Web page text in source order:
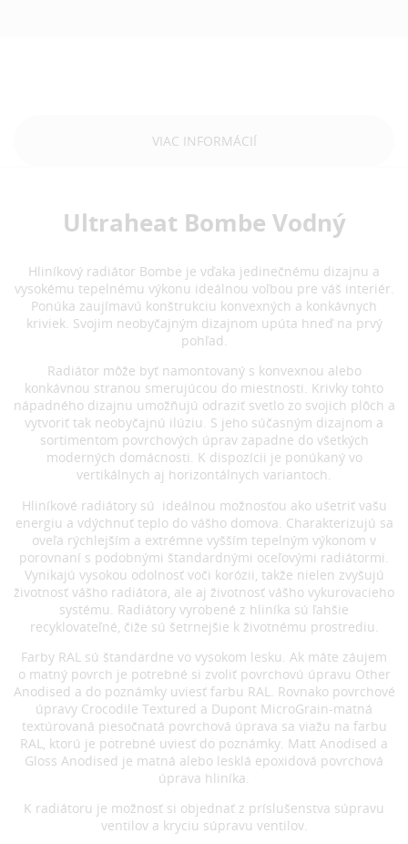
VIAC INFORMÁCIÍ
Ultraheat Bombe Vodný
Hliníkový radiátor Bombe je vďaka jedinečnému dizajnu a
vysokému tepelnému výkonu ideálnou voľbou pre váš interiér.
Ponúka zaujímavú konštrukciu konvexných a konkávnych
kriviek. Svojim neobyčajným dizajnom upúta hneď na prvý
pohľad.
Radiátor môže byť namontovaný s konvexnou alebo
konkávnou stranou smerujúcou do miestnosti. Krivky tohto
nápadného dizajnu umožňujú odraziť svetlo zo svojich plôch a
vytvoriť tak neobyčajnú ilúziu. S jeho súčasným dizajnom a
sortimentom povrchových úprav zapadne do všetkých
moderných domácnosti. K dispozícii je ponúkaný vo
vertikálnych aj horizontálnych variantoch.
Hliníkové radiátory sú ideálnou možnosťou ako ušetriť vašu
energiu a vdýchnuť teplo do vášho domova. Charakterizujú sa
oveľa rýchlejším a extrémne vyšším tepelným výkonom v
porovnaní s podobnými štandardnými oceľovými radiátormi.
Vynikajú vysokou odolnosť voči korózii, takže nielen zvyšujú
životnosť vášho radiátora, ale aj životnosť vášho vykurovacieho
systému. Radiátory vyrobené z hliníka sú ľahšie
recyklovateľné, čiže sú šetrnejšie k životnému prostrediu.
Farby RAL sú štandardne vo vysokom lesku. Ak máte záujem
o matný povrch je potrebné si zvoliť povrchovú úpravu Other
Anodised a do poznámky uviesť farbu RAL. Rovnako povrchové
úpravy Crocodile Textured a Dupont MicroGrain-matná
textúrovaná piesočnatá povrchová úprava sa viažu na farbu
RAL, ktorú je potrebné uviesť do poznámky. Matt Anodised a
Gloss Anodised je matná alebo lesklá epoxidová povrchová
úprava hliníka.
K radiátoru je možnosť si objednať z príslušenstva súpravu
ventilov a kryciu súpravu ventilov.